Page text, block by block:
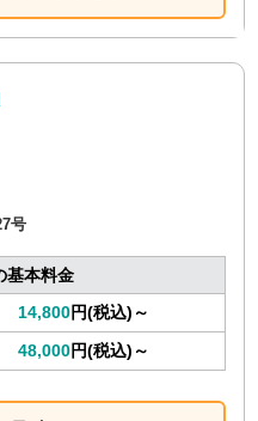
号
基本料金
14,800円(税込)～
48,000円(税込)～